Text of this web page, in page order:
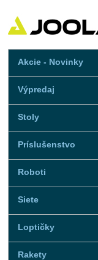
Akcie - Novinky
Výpredaj
Stoly
Príslušenstvo
Roboti
Siete
Loptičky
Rakety